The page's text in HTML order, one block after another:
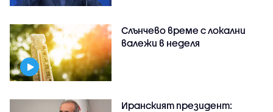
Слънчево време с локални
валежи в неделя
Иранският президент: